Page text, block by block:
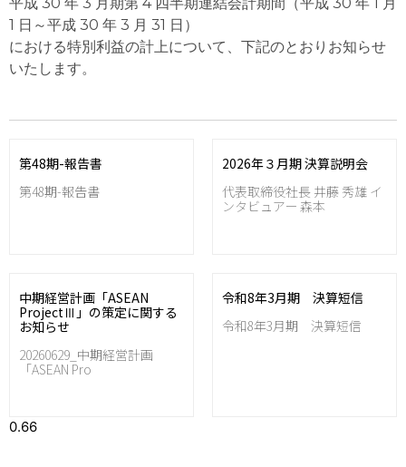
1 日～平成 30 年 3 月 31 日）
における特別利益の計上について、下記のとおりお知らせ
いたします。
第48期-報告書
第48期-報告書
2026年３月期 決算説明会
代表取締役社長 井藤 秀雄 イ
ンタビュアー 森本
中期経営計画「ASEAN
ProjectⅢ」の策定に関する
お知らせ
20260629_中期経営計画
「ASEAN Pro
令和8年3月期 決算短信
令和8年3月期 決算短信